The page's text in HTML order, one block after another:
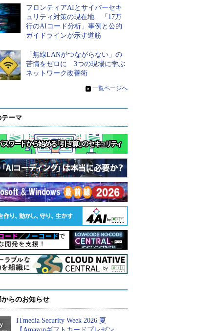
フロンティアAIとサイバーセキ
ュリティ対策の現在地 「17万
行のAIコード分析」事例と公的
ガイドラインが示す道筋
「無線LANがつながらない」の
苦情をゼロに 3つの現場に学ぶ
ネットワーク改善術
» 一覧ページへ
ーマ
らのお知らせ
ITmedia Security Week 2026 夏